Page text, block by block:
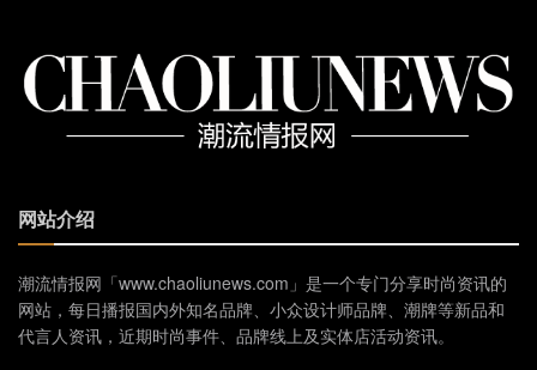
网站介绍
潮流情报网「www.chaoliunews.com」是一个专门分享时尚资讯的
网站，每日播报国内外知名品牌、小众设计师品牌、潮牌等新品和
代言人资讯，近期时尚事件、品牌线上及实体店活动资讯。